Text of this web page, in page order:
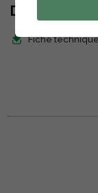
DOCUMENTS
Fiche